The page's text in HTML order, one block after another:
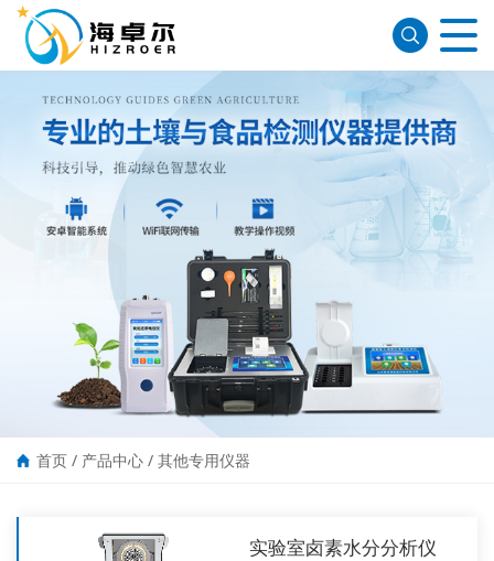
首页 / 产品中心 / 其他专用仪器
实验室卤素水分分析仪